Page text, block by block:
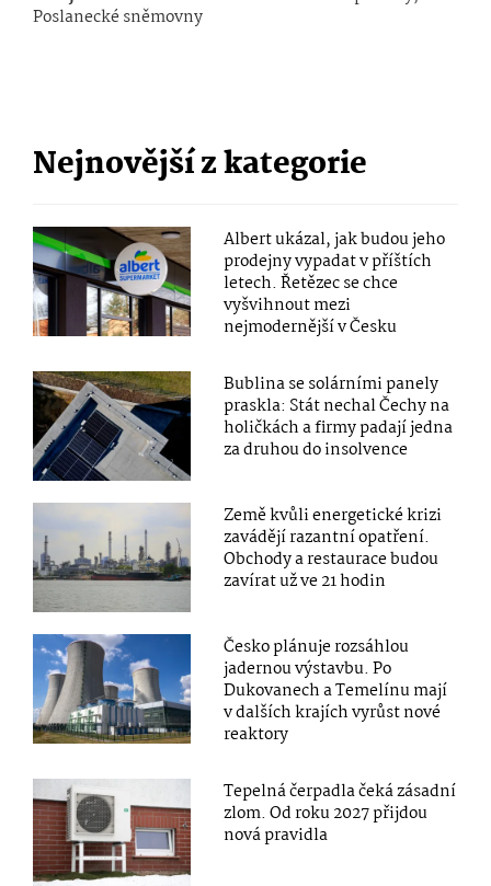
Poslanecké sněmovny
Nejnovější z kategorie
Albert ukázal, jak budou jeho
prodejny vypadat v příštích
letech. Řetězec se chce
vyšvihnout mezi
nejmodernější v Česku
Bublina se solárními panely
praskla: Stát nechal Čechy na
holičkách a firmy padají jedna
za druhou do insolvence
Země kvůli energetické krizi
zavádějí razantní opatření.
Obchody a restaurace budou
zavírat už ve 21 hodin
Česko plánuje rozsáhlou
jadernou výstavbu. Po
Dukovanech a Temelínu mají
v dalších krajích vyrůst nové
reaktory
Tepelná čerpadla čeká zásadní
zlom. Od roku 2027 přijdou
nová pravidla